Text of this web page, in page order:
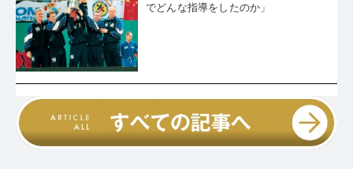
でどんな指導をしたのか」